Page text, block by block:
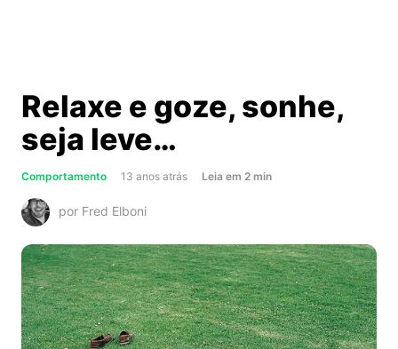
Relaxe e goze, sonhe,
seja leve…
Comportamento 13 anos atrás Leia about
sonhe,
seja
leve…
em 2 min
por Fred Elboni